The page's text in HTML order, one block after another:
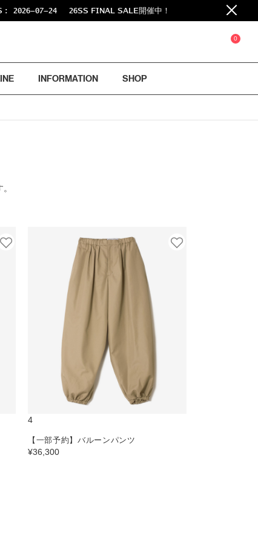
07-24 26SS FINAL SALE開催中！
0
INFORMATION SHOP
4
【一部予約】バルーンパンツ
¥36,300